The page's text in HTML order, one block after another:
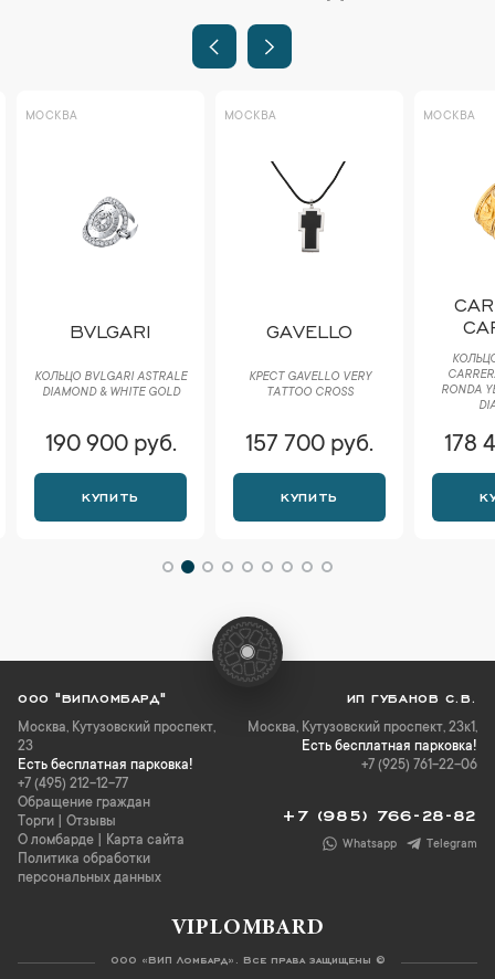
МОСКВА
BVLGARI
КОЛЬЦО BVLGARI ASTRALE
DIAMOND & WHITE GOLD
190 900 руб.
КУПИТЬ
МОСКВА
GAVELLO
КРЕСТ GAVELLO VERY
TATTOO CROSS
157 700 руб.
КУПИТЬ
МОСКВА
RONDA
178
ООО "ВИПЛОМБАРД"
Москва, Кутузовский проспект,
23
Есть бесплатная парковка!
+7 (495) 212-12-77
Обращение граждан
Торги
Отзывы
О ломбарде
Карта сайта
Политика обработки
персональных данных
ИП ГУБАНОВ С.В.
Москва, Кутузовский проспект, 23к1,
Есть бесплатная парковка!
+7 (925) 761-22-06
+7 (985) 766-28-82
Whatsapp Telegram
VIPLOMBARD
ООО «ВИП Ломбард». Все права защищены ©